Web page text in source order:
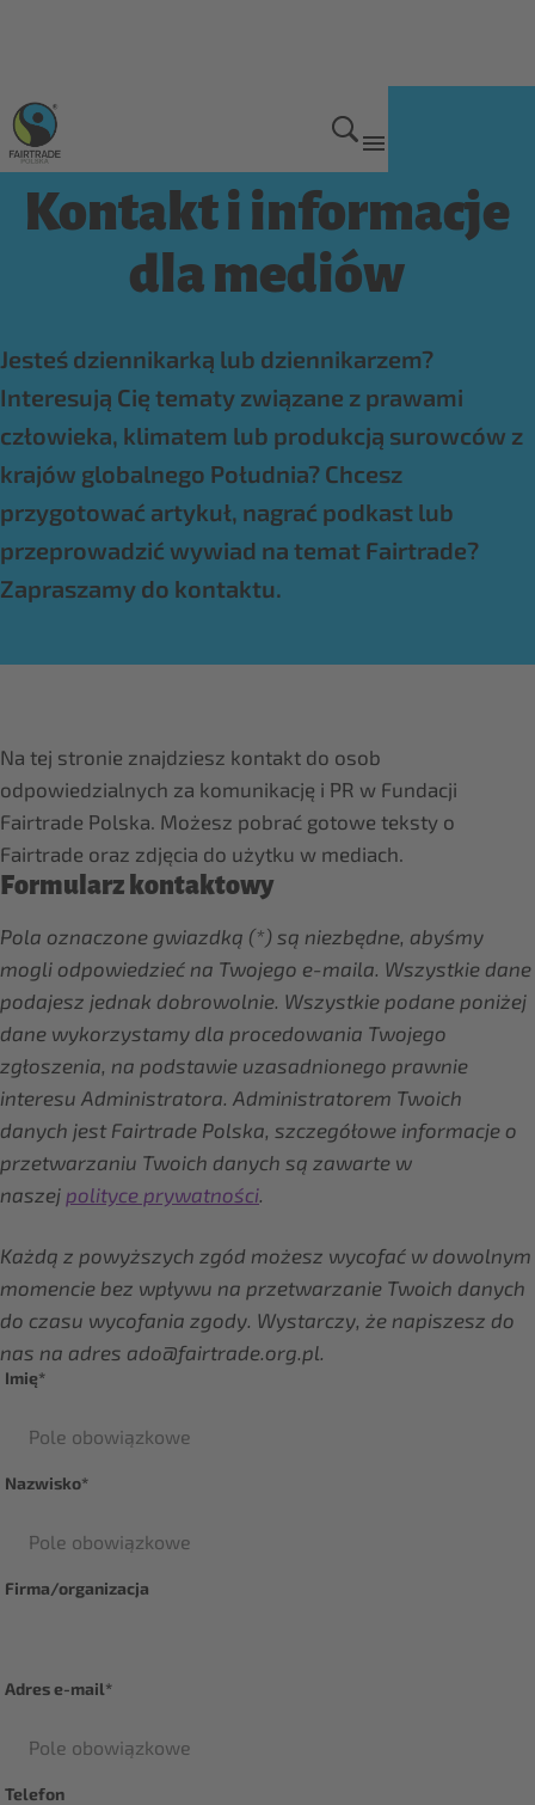
Kontakt
Kontakt i informacje
dla mediów
Jesteś dziennikarką lub dziennikarzem?
Interesują Cię tematy związane z prawami
człowieka, klimatem lub produkcją surowców z
krajów globalnego Południa? Chcesz
przygotować artykuł, nagrać podkast lub
przeprowadzić wywiad na temat Fairtrade?
Zapraszamy do kontaktu.
Na tej stronie znajdziesz kontakt do osob
odpowiedzialnych za komunikację i PR w Fundacji
Fairtrade Polska. Możesz pobrać gotowe teksty o
Fairtrade oraz zdjęcia do użytku w mediach.
Formularz kontaktowy
Pola oznaczone gwiazdką (*) są niezbędne, abyśmy
mogli odpowiedzieć na Twojego e-maila. Wszystkie dane
podajesz jednak dobrowolnie. Wszystkie podane poniżej
dane wykorzystamy dla procedowania Twojego
zgłoszenia, na podstawie uzasadnionego prawnie
interesu Administratora. Administratorem Twoich
danych jest Fairtrade Polska, szczegółowe informacje o
przetwarzaniu Twoich danych są zawarte w
naszej polityce prywatności.
Każdą z powyższych zgód możesz wycofać w dowolnym
momencie bez wpływu na przetwarzanie Twoich danych
do czasu wycofania zgody. Wystarczy, że napiszesz do
nas na adres ado@fairtrade.org.pl.
Imię*
Nazwisko*
Firma/organizacja
Adres e-mail*
Telefon